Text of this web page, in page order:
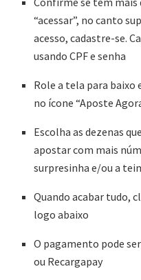
“acessar”, no canto
acesso, cadastre-se.
usando CPF e senha
Role a tela para baixo
no ícone “Aposte
Escolha as dezenas
apostar com mais
surpresinha e/ou a
Quando acabar tudo,
logo abaixo
O pagamento pode
ou Recargapay